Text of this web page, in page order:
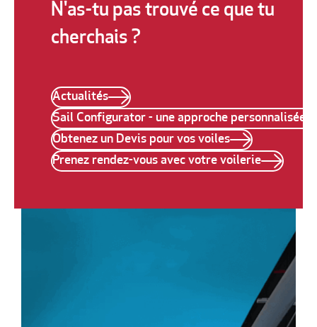
N'as-tu pas trouvé ce que tu
cherchais ?
Actualités
Sail Configurator - une approche personnalisée
Obtenez un Devis pour vos voiles
Prenez rendez-vous avec votre voilerie